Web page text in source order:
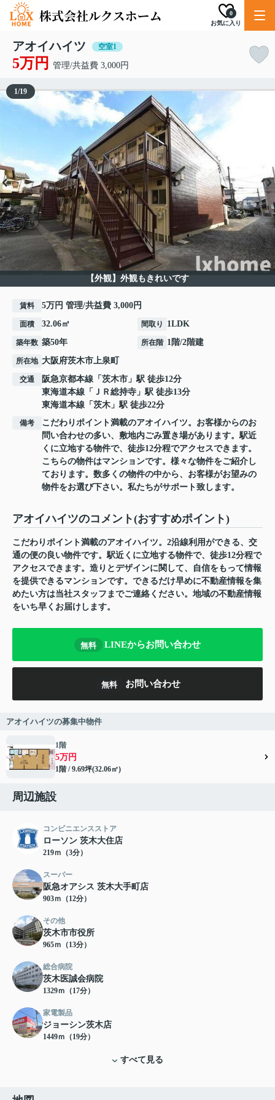
お気に入り
0
アオイハイツ 空室1
5万円 管理/共益費 3,000円
【外観】外観もきれいです
1/19
賃料 5万円 管理/共益費 3,000円
面積 32.06㎡ 間取り 1LDK
築年数 築50年 所在階 1階/2階建
所在地 大阪府茨木市上泉町
交通 阪急京都本線 「 茨木市 」駅 徒歩12分
東海道本線 「 ＪＲ総持寺 」駅 徒歩13分
東海道本線 「 茨木 」駅 徒歩22分
備考
こだわりポイント満載のアオイハイツ。お客様からのお
問い合わせの多い、敷地内ごみ置き場があります。駅近
くに立地する物件で、徒歩12分程でアクセスできます。
こちらの物件はマンションです。様々な物件をご紹介し
ております。数多くの物件の中から、お客様がお望みの
物件をお選び下さい。私たちがサポート致します。
アオイハイツのコメント(おすすめポイント)
こだわりポイント満載のアオイハイツ。2沿線利用ができる、交
通の便の良い物件です。駅近くに立地する物件で、徒歩12分程で
アクセスできます。造りとデザインに関して、自信をもって情報
を提供できるマンションです。できるだけ早めに不動産情報を集
めたい方は当社スタッフまでご連絡ください。地域の不動産情報
をいち早くお届けします。
無料 LINEからお問い合わせ
無料 お問い合わせ
アオイハイツの募集中物件
1階
5万円
1階 / 9.69坪(32.06㎡)
周辺施設
コンビニエンスストア
ローソン 茨木大住店
219ｍ（3分）
スーパー
阪急オアシス 茨木大手町店
903ｍ（12分）
その他
茨木市市役所
965ｍ（13分）
総合病院
茨木医誠会病院
1329ｍ（17分）
家電製品
ジョーシン茨木店
1449ｍ（19分）
すべて見る